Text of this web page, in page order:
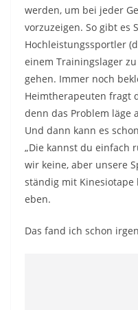
werden, um bei jeder
vorzuzeigen. So gibt es
Hochleistungssportler
einem Trainingslager
gehen. Immer noch
Heimtherapeuten fragt
denn das Problem läge
Und dann kann es
„Die kannst du einfach
wir keine, aber unsere
ständig mit
eben.
Das fand ich schon